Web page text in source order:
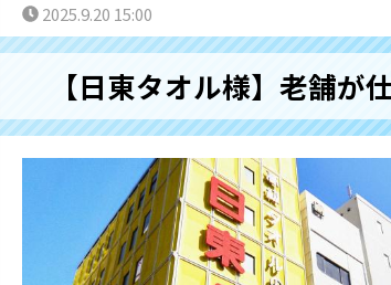
2025.9.20 15:00
【日東タオル様】老舗が